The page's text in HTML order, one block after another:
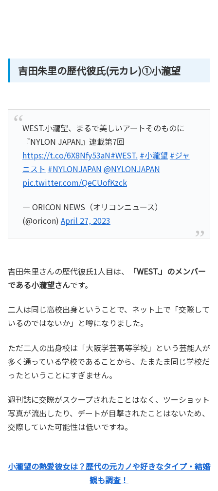
吉田朱里の歴代彼氏(元カレ)①小瀧望
WEST.小瀧望、まるで美しいアートそのものに
『NYLON JAPAN』連載第7回
https://t.co/6X8Nfy53aN#WEST. #小瀧望 #ジャ
ニスト #NYLONJAPAN @NYLONJAPAN
pic.twitter.com/QeCUofKzck
— ORICON NEWS（オリコンニュース）
(@oricon) April 27, 2023
吉田朱里さんの歴代彼氏1人目は、
「WEST.」のメンバー
である小瀧望さんです。
二人は同じ高校出身ということで、ネット上で「交際して
いるのではないか」と噂になりました。
ただ二人の出身校は「大阪学芸高等学校」という芸能人が
多く通っている学校であることから、たまたま同じ学校だ
ったということにすぎません。
週刊誌に交際がスクープされたことはなく、ツーショット
写真が流出したり、デートが目撃されたことはないため、
交際していた可能性は低いですね。
小瀧望の熱愛彼女は？歴代の元カノや好きなタイプ・結婚
観も調査！